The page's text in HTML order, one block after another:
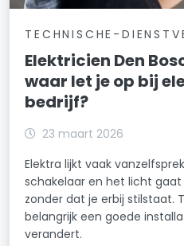
TECHNISCHE-
Elektricien Den
waar let je op bij
bedrijf?
23 maart 2026
Elektra lijkt vaak
schakelaar en het licht
zonder dat je erbij stilstaat.
belangrijk een goede
verandert.